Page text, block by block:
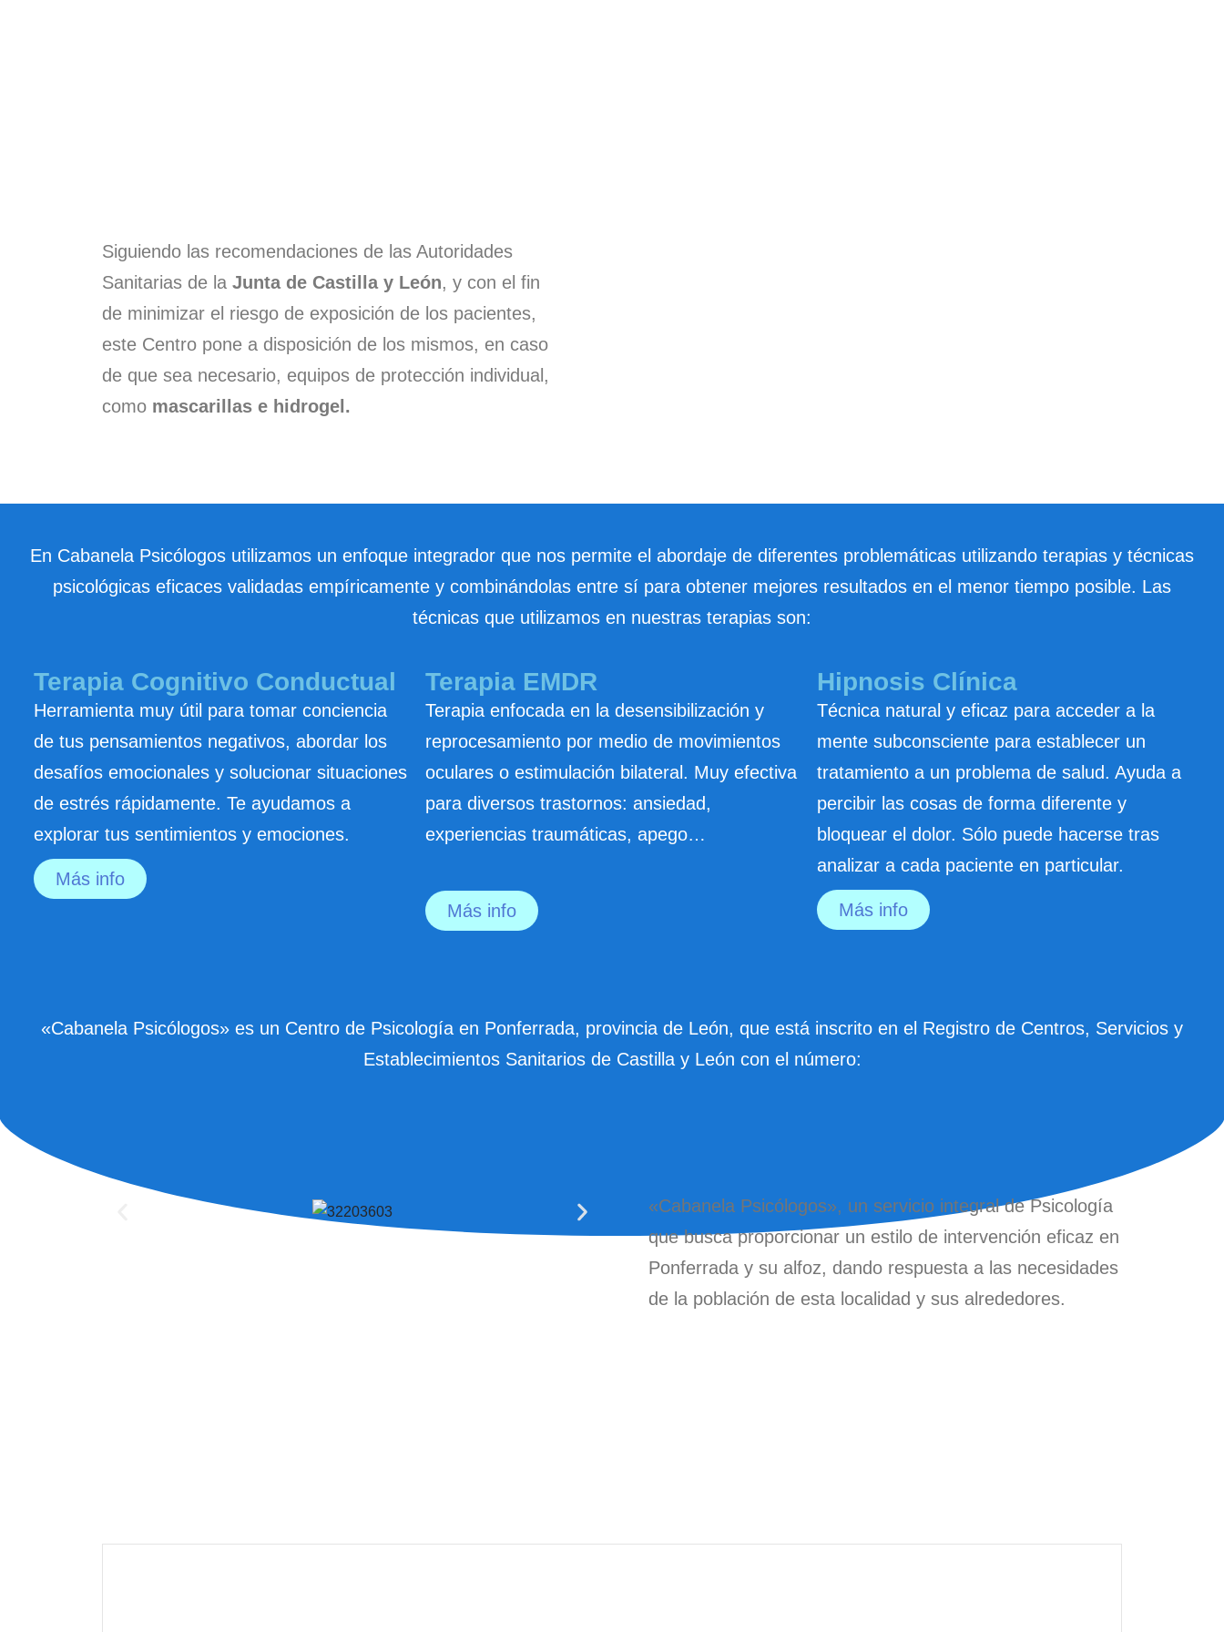
tu alcance
Garantizamos un trato profesional adecuado a tus necesidades en todo momento.
Ofrecemos una amplia gama de servicios porque tu salud mental es lo primero.
Con Cabanela Psicólogos, estás en buenas manos.
Siguiendo las recomendaciones de las Autoridades
Sanitarias de la Junta de Castilla y León, y con el fin
de minimizar el riesgo de exposición de los pacientes,
este Centro pone a disposición de los mismos, en caso
de que sea necesario, equipos de protección individual,
como mascarillas e hidrogel.
En Cabanela Psicólogos utilizamos un enfoque integrador que nos permite el abordaje de diferentes problemáticas utilizando terapias y técnicas
psicológicas eficaces validadas empíricamente y combinándolas entre sí para obtener mejores resultados en el menor tiempo posible. Las
técnicas que utilizamos en nuestras terapias son:
Terapia Cognitivo Conductual
Herramienta muy útil para tomar conciencia
de tus pensamientos negativos, abordar los
desafíos emocionales y solucionar situaciones
de estrés rápidamente. Te ayudamos a
explorar tus sentimientos y emociones.
Más info
Terapia EMDR
Terapia enfocada en la desensibilización y
reprocesamiento por medio de movimientos
oculares o estimulación bilateral. Muy efectiva
para diversos trastornos: ansiedad,
experiencias traumáticas, apego…
Más info
Hipnosis Clínica
Técnica natural y eficaz para acceder a la
mente subconsciente para establecer un
tratamiento a un problema de salud. Ayuda a
percibir las cosas de forma diferente y
bloquear el dolor. Sólo puede hacerse tras
analizar a cada paciente en particular.
Más info
«Cabanela Psicólogos» es un Centro de Psicología en Ponferrada, provincia de León, que está inscrito en el Registro de Centros, Servicios y
Establecimientos Sanitarios de Castilla y León con el número:
«Cabanela Psicólogos», un servicio integral de Psicología
que busca proporcionar un estilo de intervención eficaz en
Ponferrada y su alfoz, dando respuesta a las necesidades
de la población de esta localidad y sus alrededores.